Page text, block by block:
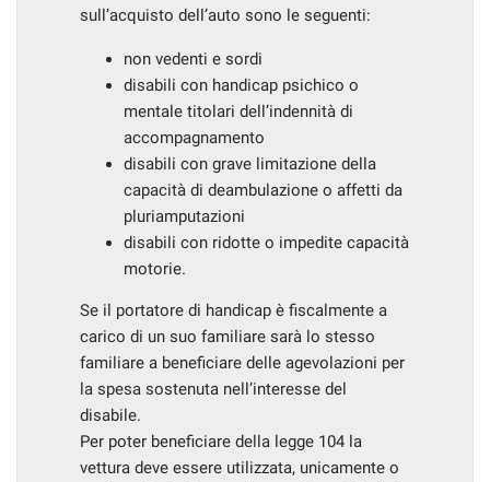
sull’acquisto dell’auto sono le seguenti:
non vedenti e sordi
disabili con handicap psichico o
mentale titolari dell’indennità di
accompagnamento
disabili con grave limitazione della
capacità di deambulazione o affetti da
pluriamputazioni
disabili con ridotte o impedite capacità
motorie.
Se il portatore di handicap è fiscalmente a
carico di un suo familiare sarà lo stesso
familiare a beneficiare delle agevolazioni per
la spesa sostenuta nell’interesse del
disabile.
Per poter beneficiare della legge 104 la
vettura deve essere utilizzata, unicamente o
Cookie delle preferenze
Cookie per il miglioramento dell'esperienza utente
Cookie analitici
Cookie di marketing
policy
Salva
impostazioni